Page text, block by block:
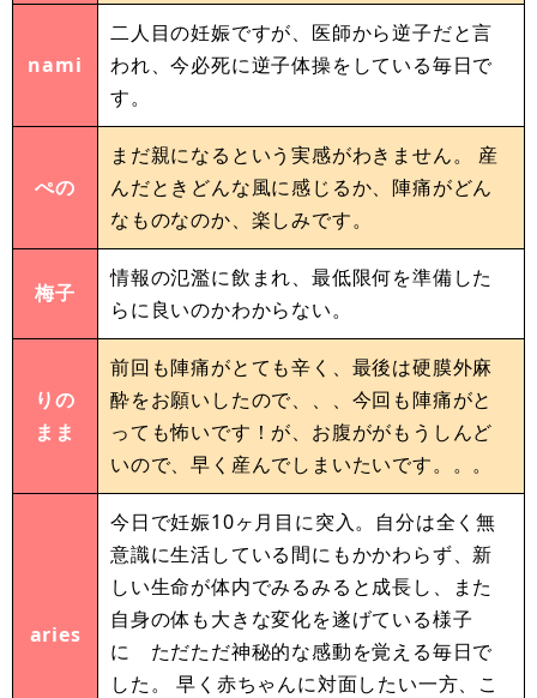
nami
二人目の妊娠ですが、医師から逆子だと言
われ、今必死に逆子体操をしている毎日で
す。
ぺの
まだ親になるという実感がわきません。 産
んだときどんな風に感じるか、陣痛がどん
なものなのか、楽しみです。
梅子
情報の氾濫に飲まれ、最低限何を準備した
らに良いのかわからない。
りの
まま
前回も陣痛がとても辛く、最後は硬膜外麻
酔をお願いしたので、、、今回も陣痛がと
っても怖いです！が、お腹ががもうしんど
いので、早く産んでしまいたいです。。。
aries
今日で妊娠10ヶ月目に突入。自分は全く無
意識に生活している間にもかかわらず、新
しい生命が体内でみるみると成長し、また
自身の体も大きな変化を遂げている様子
に ただただ神秘的な感動を覚える毎日で
した。 早く赤ちゃんに対面したい一方、こ